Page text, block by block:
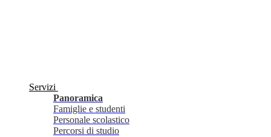
Servizi
Panoramica
Famiglie e studenti
Personale scolastico
Percorsi di studio